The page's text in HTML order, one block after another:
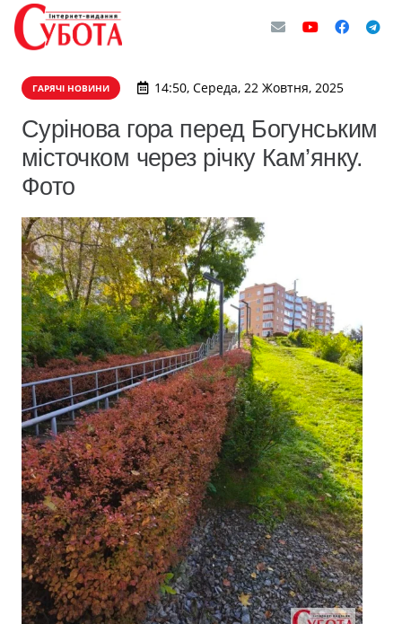
ГАРЯЧІ НОВИНИ 14:50, Середа, 22 Жовтня, 2025
Сурінова гора перед Богунським
місточком через річку Кам’янку.
Фото